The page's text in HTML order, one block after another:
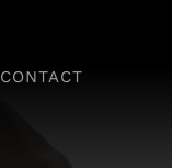
CONTACT